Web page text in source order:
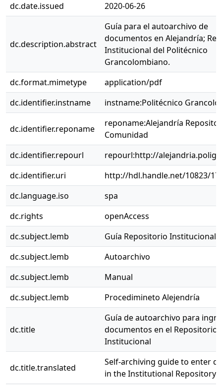
dc.date.issued
2020-06-26
dc.description.abstract
Guía para el autoarchivo de
documentos en Alejandría;
Institucional del Politécnico
Grancolombiano.
dc.format.mimetype
application/pdf
dc.identifier.instname
instname:Politécnico
dc.identifier.reponame
reponame:Alejandría
Comunidad
dc.identifier.repourl
repourl:http://
dc.identifier.uri
http://hdl.handle.net/10823/
dc.language.iso
spa
dc.rights
openAccess
dc.subject.lemb
Guía Repositorio Institucional
dc.subject.lemb
Autoarchivo
dc.subject.lemb
Manual
dc.subject.lemb
Procedimineto Alejendría
dc.title
Guía de autoarchivo para
documentos en el Repositorio
Institucional
dc.title.translated
Self-archiving guide to enter
in the Institutional Repository